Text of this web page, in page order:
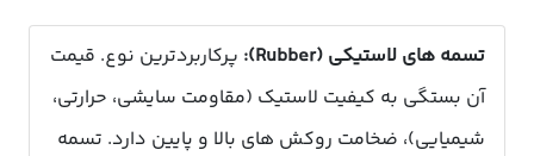
تسمه های لاستیکی (Rubber):
پرکاربردترین نوع. قیمت
آن بستگی به کیفیت لاستیک (مقاومت سایشی، حرارتی،
شیمیایی)، ضخامت روکش های بالا و پایین دارد. تسمه